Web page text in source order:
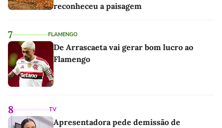
reconheceu a paisagem
7 FLAMENGO
De Arrascaeta vai gerar bom lucro ao
Flamengo
8 TV
Apresentadora pede demissão de